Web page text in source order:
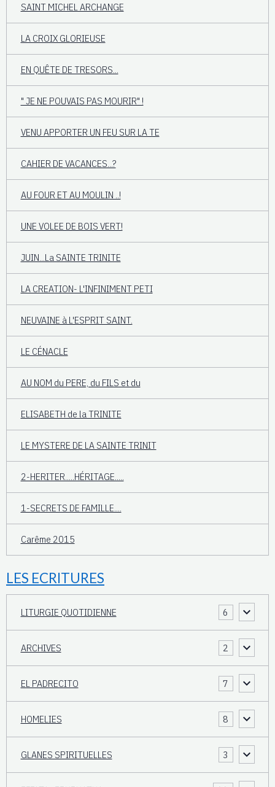
SAINT MICHEL ARCHANGE
LA CROIX GLORIEUSE
EN QUÊTE DE TRESORS...
" JE NE POUVAIS PAS MOURIR" !
VENU APPORTER UN FEU SUR LA TE
CAHIER DE VACANCES...?
AU FOUR ET AU MOULIN ..!
UNE VOLEE DE BOIS VERT!
JUIN...La SAINTE TRINITE
LA CREATION- L'INFINIMENT PETI
NEUVAINE à L'ESPRIT SAINT.
LE CÉNACLE
AU NOM du PERE, du FILS et du
ELISABETH de la TRINITE
LE MYSTERE DE LA SAINTE TRINIT
2-HERITER.....HÉRITAGE.....
1-SECRETS DE FAMILLE....
Carême 2015
LES ECRITURES
LITURGIE QUOTIDIENNE 6
ARCHIVES 2
EL PADRECITO 7
HOMELIES 8
GLANES SPIRITUELLES 3